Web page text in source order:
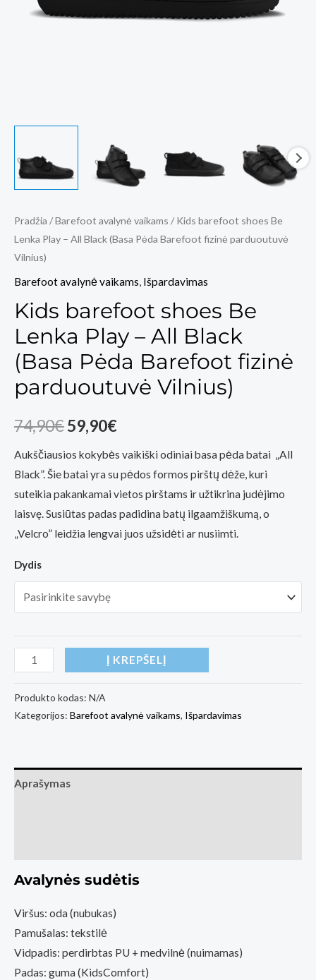
Pradžia /Barefoot avalynė vaikams / Kids barefoot shoes Be
Lenka Play – All Black (Basa Pėda Barefoot fizinė parduoutuvė
Vilnius)
Barefoot avalynė vaikams, Išpardavimas
Kids barefoot shoes Be
Lenka Play – All Black
(Basa Pėda Barefoot fizinė
parduoutuvė Vilnius)
74,90€Original
price
was:
74,90€.
59,90€Current
price
is:
59,90€.
Aukščiausios kokybės vaikiški odiniai basa pėda batai „All
Black”. Šie batai yra su pėdos formos pirštų dėže, kuri
suteikia pakankamai vietos pirštams ir užtikrina judėjimo
laisvę. Susiūtas padas padidina batų ilgaamžiškumą, o
„Velcro” leidžia lengvai juos užsidėti ar nusiimti.
Dydis
produkto
Kids
barefoot
(Basa
Barefoot
fizinė
parduoutuvė
Vilnius)
Į KREPŠELĮ
Produkto kodas: N/A
Kategorijos: Barefoot avalynė vaikams, Išpardavimas
Aprašymas
Avalynės sudėtis
Viršus: oda (nubukas)
Pamušalas: tekstilė
Vidpadis: perdirbtas PU + medvilnė (nuimamas)
Padas: guma (KidsComfort)